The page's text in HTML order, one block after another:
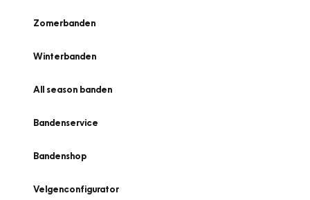
Zomerbanden
Winterbanden
All season banden
Bandenservice
Bandenshop
Velgenconfigurator